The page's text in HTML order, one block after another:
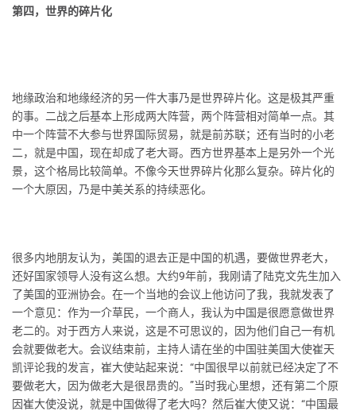
第四，世界的碎片化
地缘政治和地缘经济的另一件大事乃是世界碎片化。这是极其严重
的事。二战之后基本上形成两大阵营，两个阵营相对简单一点。其
中一个阵营不大参与世界国际贸易，就是前苏联；还有当时的小老
二，就是中国，现在却成了老大哥。西方世界基本上是另外一个光
景，这个格局比较简单。不像今天世界碎片化那么复杂。碎片化的
一个大原因，乃是中美关系的持续恶化。
很多内地朋友认为，美国的退去正是中国的机遇，要做世界老大，
还好国家领导人没有这么想。大约9年前，我刚请了陆克文先生加入
了美国的亚洲协会。在一个当地的会议上他访问了我，我就发表了
一个意见：作为一介草民，一个商人，我认为中国是很愿意做世界
老二的。对于西方人来说，这是不可思议的，因为他们自己一有机
会就要做老大。会议结束前，主持人请在坐的中国驻美国大使崔天
凯评论我的发言，崔大使站起来说：“中国很早以前就已经决定了不
要做老大，因为做老大是很昂贵的。”当时我心里想，还有第二个原
因崔大使没说，就是中国做得了老大吗？然后崔大使又说：“中国最